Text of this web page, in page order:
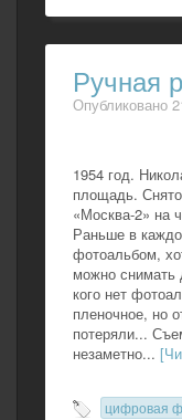
Ручная
Опубликовано
1954 год.
площадь.
«Москва-2» на
Раньше в
фотоальбом,
можно снимать
кого нет
пленочное, но
потеряли...
незаметно...
цифровая